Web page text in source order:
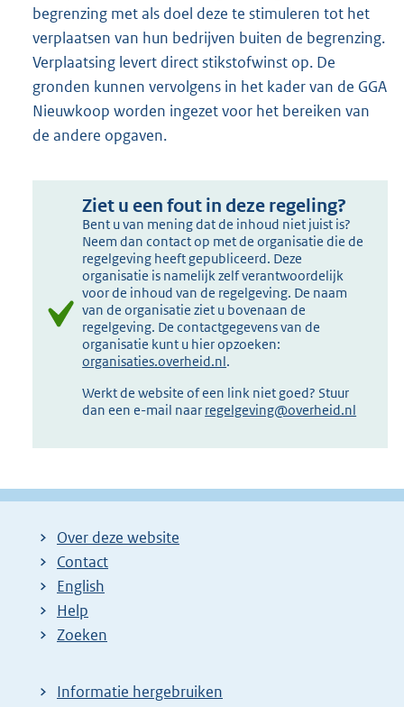
begrenzing met als doel deze te stimuleren tot het
verplaatsen van hun bedrijven buiten de begrenzing.
Verplaatsing levert direct stikstofwinst op. De
gronden kunnen vervolgens in het kader van de GGA
Nieuwkoop worden ingezet voor het bereiken van
de andere opgaven.
Ziet u een fout in deze regeling?
Bent u van mening dat de inhoud niet juist is?
Neem dan contact op met de organisatie die de
regelgeving heeft gepubliceerd. Deze
organisatie is namelijk zelf verantwoordelijk
voor de inhoud van de regelgeving. De naam
van de organisatie ziet u bovenaan de
regelgeving. De contactgegevens van de
organisatie kunt u hier opzoeken:
organisaties.overheid.nl.
Werkt de website of een link niet goed? Stuur
dan een e-mail naar regelgeving@overheid.nl
Over deze website
Contact
English
Help
Zoeken
Informatie hergebruiken